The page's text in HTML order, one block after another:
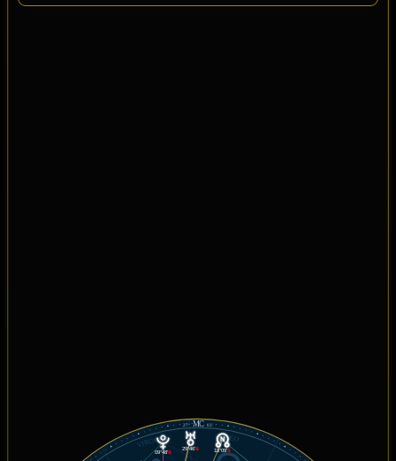
27° MC 03'
LEO
VIRGO 29°46'℞
09°48'℞ 18°09'℞